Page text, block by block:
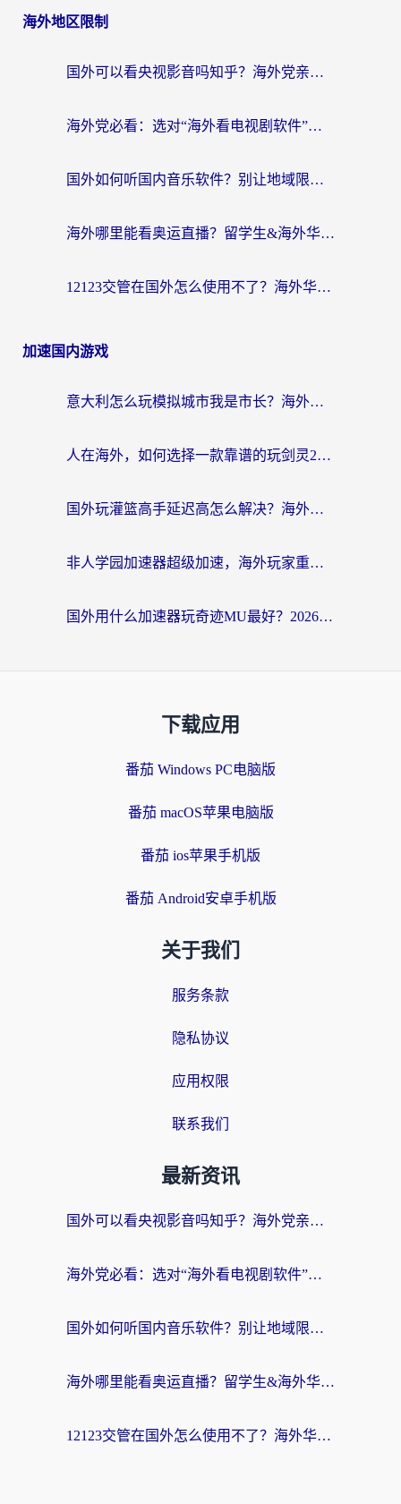
海外地区限制
国外可以看央视影音吗知乎？海外党亲测有效的回国加速方案
海外党必看：选对“海外看电视剧软件”，再也不用愁国内剧刷不了
国外如何听国内音乐软件？别让地域限制，断了你的中文歌单
海外哪里能看奥运直播？留学生&海外华人必看的体育赛事观赛终极指南
12123交管在国外怎么使用不了？海外华人必看的无缝访问国内资源指南
加速国内游戏
意大利怎么玩模拟城市我是市长？海外党国服游戏加速终极攻略（附三国3量子特攻解决办法）
人在海外，如何选择一款靠谱的玩剑灵2加速器？
国外玩灌篮高手延迟高怎么解决？海外玩家国服游戏加速终极指南
非人学园加速器超级加速，海外玩家重返国服的通行证
国外用什么加速器玩奇迹MU最好？2026海外玩家国服游戏加速全攻略
下载应用
番茄 Windows PC电脑版
番茄 macOS苹果电脑版
番茄 ios苹果手机版
番茄 Android安卓手机版
关于我们
服务条款
隐私协议
应用权限
联系我们
最新资讯
国外可以看央视影音吗知乎？海外党亲测有效的回国加速方案
海外党必看：选对“海外看电视剧软件”，再也不用愁国内剧刷不了
国外如何听国内音乐软件？别让地域限制，断了你的中文歌单
海外哪里能看奥运直播？留学生&海外华人必看的体育赛事观赛终极指南
12123交管在国外怎么使用不了？海外华人必看的无缝访问国内资源指南